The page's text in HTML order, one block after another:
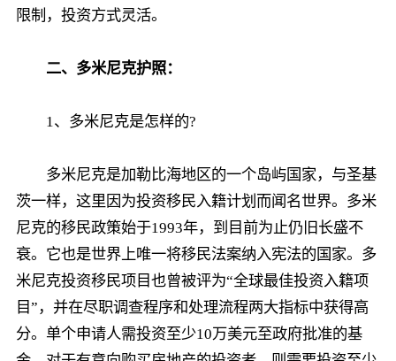
限制，投资方式灵活。
二、多米尼克护照：
1、多米尼克是怎样的?
多米尼克是加勒比海地区的一个岛屿国家，与圣基
茨一样，这里因为投资移民入籍计划而闻名世界。多米
尼克的移民政策始于1993年，到目前为止仍旧长盛不
衰。它也是世界上唯一将移民法案纳入宪法的国家。多
米尼克投资移民项目也曾被评为“全球最佳投资入籍项
目”，并在尽职调查程序和处理流程两大指标中获得高
分。单个申请人需投资至少10万美元至政府批准的基